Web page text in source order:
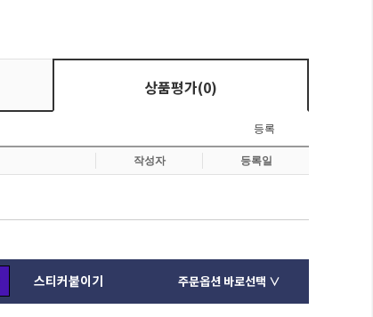
상품평가(0)
스티커붙이기 주문옵션 바로선택 ∨